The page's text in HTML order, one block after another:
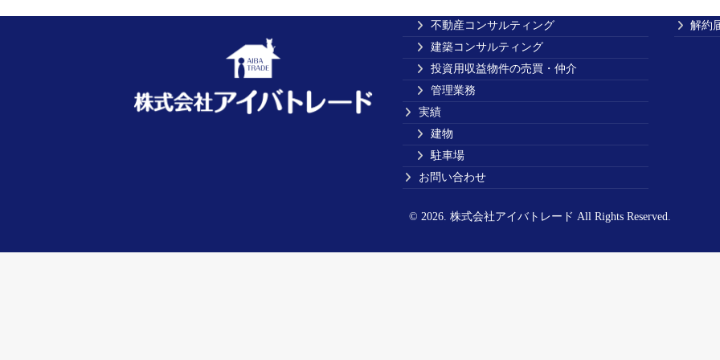
不動産コンサルティング
建築コンサルティング
投資用収益物件の売買・仲介
管理業務
実績
建物
駐車場
お問い合わせ
解約
© 2026. 株式会社アイバトレード All Rights Reserved.